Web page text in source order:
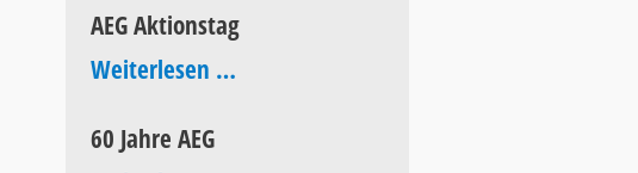
AEG Aktionstag
Weiterlesen …AEG
60 Jahre AEG